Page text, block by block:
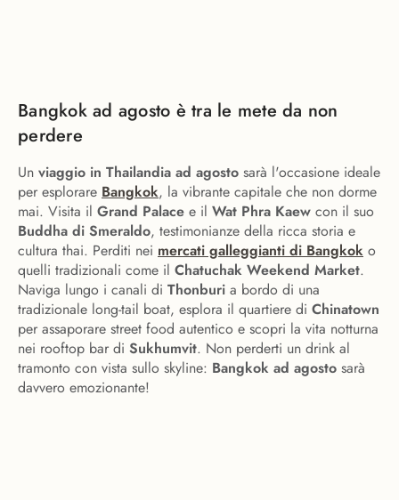
Bangkok ad agosto è tra le mete da non
perdere
Un viaggio in Thailandia ad agosto sarà l'occasione ideale
per esplorare Bangkok, la vibrante capitale che non dorme
mai. Visita il Grand Palace e il Wat Phra Kaew con il suo
Buddha di Smeraldo, testimonianze della ricca storia e
cultura thai. Perditi nei mercati galleggianti di Bangkok o
quelli tradizionali come il Chatuchak Weekend Market.
Naviga lungo i canali di Thonburi a bordo di una
tradizionale long-tail boat, esplora il quartiere di Chinatown
per assaporare street food autentico e scopri la vita notturna
nei rooftop bar di Sukhumvit. Non perderti un drink al
tramonto con vista sullo skyline: Bangkok ad agosto sarà
davvero emozionante!